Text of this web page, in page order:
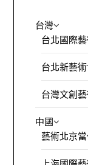
台灣
台北國際
台北新藝
台灣文創
中國
藝術北京